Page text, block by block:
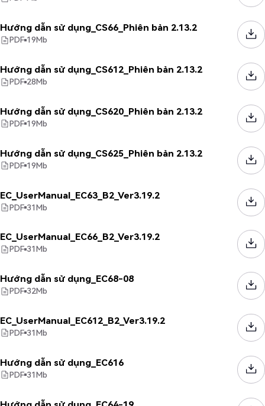
Hướng dẫn sử dụng_CS66_Phiên bản 2.13.2
PDF 19Mb
Hướng dẫn sử dụng_CS612_Phiên bản 2.13.2
PDF 28Mb
Hướng dẫn sử dụng_CS620_Phiên bản 2.13.2
PDF 19Mb
Hướng dẫn sử dụng_CS625_Phiên bản 2.13.2
PDF 19Mb
EC_UserManual_EC63_B2_Ver3.19.2
PDF 31Mb
EC_UserManual_EC66_B2_Ver3.19.2
PDF 31Mb
Hướng dẫn sử dụng_EC68-08
PDF 32Mb
EC_UserManual_EC612_B2_Ver3.19.2
PDF 31Mb
Hướng dẫn sử dụng_EC616
PDF 31Mb